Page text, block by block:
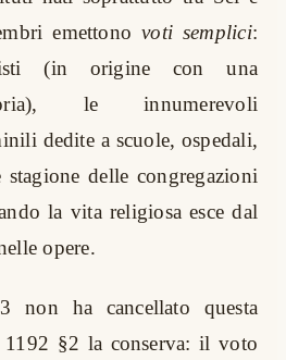
emettonovoti semplici:
(in origine con una
le innumerevoli
dedite a scuole, ospedali,
delle congregazioni
la vita religiosa esce dal
opere.
non ha cancellato questa
§2 la conserva: il voto